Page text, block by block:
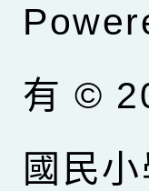
有 ©
國民小